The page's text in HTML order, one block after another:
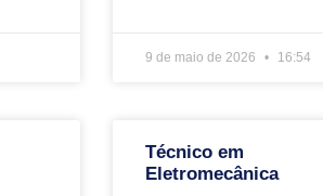
9 de maio de 2026 16:54
Técnico em
Eletromecânica